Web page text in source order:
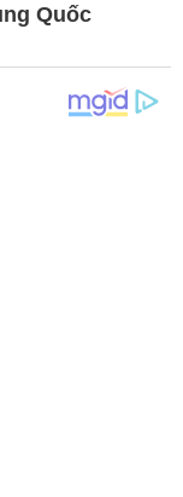
Quốc